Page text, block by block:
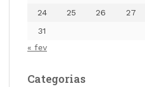
24
25 26 27
31
« fev
Categorias